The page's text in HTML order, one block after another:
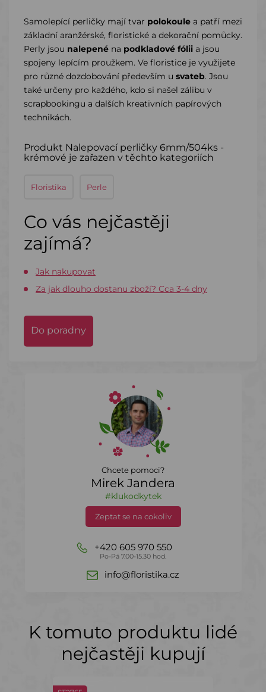
Samolepící perličky mají tvar polokoule a patří mezi
základní aranžérské, floristické a dekorační pomůcky.
Perly jsou nalepené na podkladové fólii a jsou
spojeny lepícím proužkem. Ve floristice je využijete
pro různé dozdobování především u svateb. Jsou
také určeny pro každého, kdo si našel zálibu v
scrapbookingu a dalších kreativních papírových
technikách.
Produkt Nalepovací perličky 6mm/504ks -
krémové je zařazen v těchto kategoriích
Floristika Perle
Co vás nejčastěji
zajímá?
Jak nakupovat
Za jak dlouho dostanu zboží? Cca 3-4 dny
Do poradny
Chcete pomoci?
Mirek Jandera
#klukodkytek
Zeptat se na cokoliv
+420 605 970 550
Po-Pá 7.00-15.30 hod.
info@floristika.cz
K tomuto produktu lidé
nejčastěji kupují